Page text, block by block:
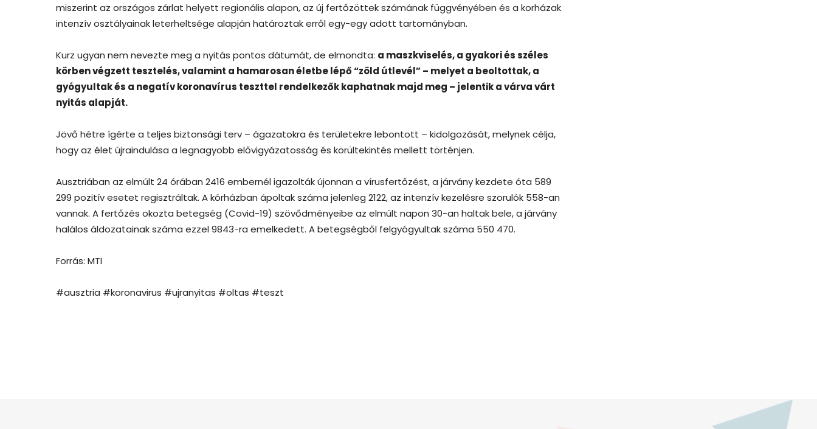
miszerint az országos zárlat helyett regionális alapon, az új fertőzöttek számának függvényében és a korházak
intenzív osztályainak leterheltsége alapján határoztak erről egy-egy adott tartományban.
Kurz ugyan nem nevezte meg a nyitás pontos dátumát, de elmondta: a maszkviselés, a gyakori és széles
körben végzett tesztelés, valamint a hamarosan életbe lépő “zöld útlevél” – melyet a beoltottak, a
gyógyultak és a negatív koronavírus teszttel rendelkezők kaphatnak majd meg – jelentik a várva várt
nyitás alapját.
Jövő hétre ígérte a teljes biztonsági terv – ágazatokra és területekre lebontott – kidolgozását, melynek célja,
hogy az élet újraindulása a legnagyobb elővigyázatosság és körültekintés mellett történjen.
Ausztriában az elmúlt 24 órában 2416 embernél igazolták újonnan a vírusfertőzést, a járvány kezdete óta 589
299 pozitív esetet regisztráltak. A kórházban ápoltak száma jelenleg 2122, az intenzív kezelésre szorulók 558-an
vannak. A fertőzés okozta betegség (Covid-19) szövődményeibe az elmúlt napon 30-an haltak bele, a járvány
halálos áldozatainak száma ezzel 9843-ra emelkedett. A betegségből felgyógyultak száma 550 470.
Forrás: MTI
#ausztria #koronavirus #ujranyitas #oltas #teszt